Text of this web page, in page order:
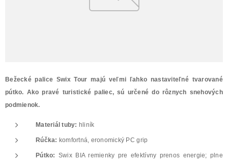
Bežecké palice Swix Tour majú veľmi ľahko nastaviteľné tvarované
pútko. Ako pravé turistické paliec, sú určené do rôznych snehových
podmienok.
Materiál tuby: hliník
Rúčka: komfortná, eronomický PC grip
Pútko: Swix BIA remienky pre efektívny prenos energie; plne